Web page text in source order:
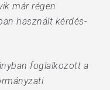
már régen
használt kérdés-
foglalkozott a